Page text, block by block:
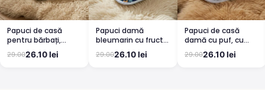
Papuci de casă
pentru bărbați,
galbeni, cu
imprimeu halbă de
29.0026.10 lei
Papuci damă
bleumarin cu fructe
29.0026.10 lei
Papuci de casă
damă cu puf, cu
imprimeu steluțe –
comozi și călduroși
29.0026.10 lei